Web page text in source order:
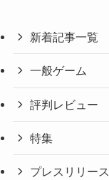
新着記事一覧
一般ゲーム
評判レビュー
特集
プレスリリース